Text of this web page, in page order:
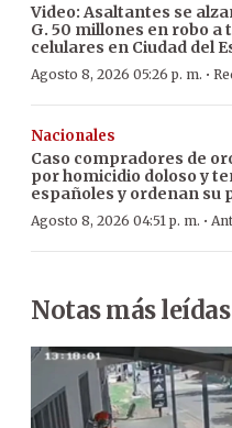
Video: Asaltantes se
G. 50 millones en robo a
celulares en Ciudad del
Agosto 8, 2026 05:26 p. m. ·
Nacionales
Caso compradores de
por homicidio doloso y
españoles y ordenan su
Agosto 8, 2026 04:51 p. m. ·
Notas más leídas